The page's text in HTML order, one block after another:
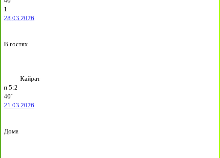
1
28.03.2026
В гостях
Кайрат
п 5:2
40`
21.03.2026
Дома